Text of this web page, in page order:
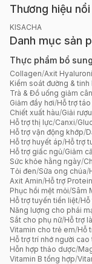
Thương hiệu
KISACHA
Danh mục sản
Thực phẩm bổ sung
Collagen/Axit
Kiểm soát đường & tinh
Trà & Đồ uống giảm cân
Giảm đầy hơi/Hỗ trợ
Chiết xuất hàu/Giải
Hỗ trợ thị lực/Canxi/
Hỗ trợ vận động khớp/
Hỗ trợ huyết áp/Hỗ trợ
Hỗ trợ giấc ngủ/Giảm
Sức khỏe hằng ngày/
Tỏi đen/Sữa ong chúa/
Axit Amin/Hỗ trợ Protein
Phục hồi mệt mỏi/Sâm
Hỗ trợ tuyến tiền liệt/
Năng lượng cho phái
Sắt cho phụ nữ/Hỗ trợ
Vitamin cho trẻ em/Hỗ
Hỗ trợ trí nhớ người cao
Hỗn hợp thảo dược/
Vitamin B tổng hợp/